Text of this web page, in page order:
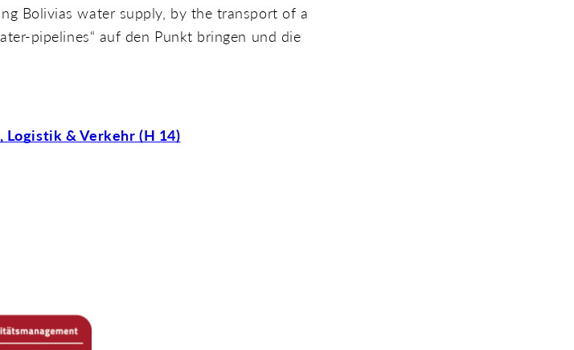
Bolivias water supply, by the transport of a
pipelines“ auf den Punkt bringen und die
Logistik & Verkehr (H 14)